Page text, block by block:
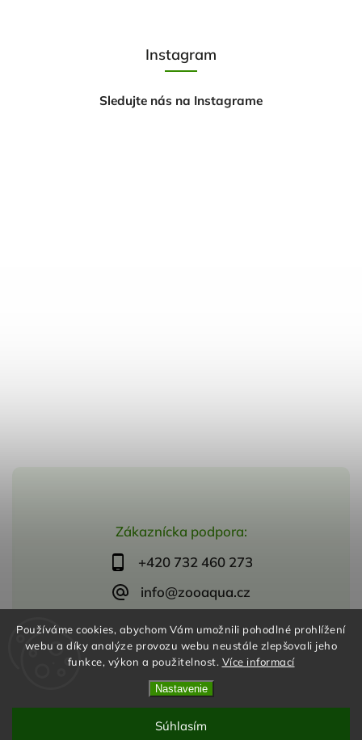
Používáme cookies, abychom Vám umožnili pohodlné prohlížení
webu a díky analýze provozu webu neustále zlepšovali jeho
funkce, výkon a použitelnost. Více informací
Nastavenie
Súhlasím
Zákaznícka podpora:
+420 732 460 273
info@zooaqua.cz
Instagram
Sledujte nás na Instagrame
Copyright 2026ZooAqua, s.r.o. Všetky práva vyhradené.
VytvořilShoptet| Design